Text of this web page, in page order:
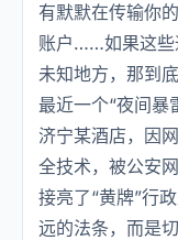
有默默在传输你
账户……如果这些
未知地方，那到
最近一个“夜间
济宁某酒店，因
全技术，被公安
接亮了“黄牌”行
远的法条，而是